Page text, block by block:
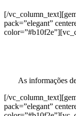
[/
pack=”elegant”
As informações
[/
pack=”elegant”